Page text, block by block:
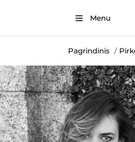
Menu
Pagrindinis /